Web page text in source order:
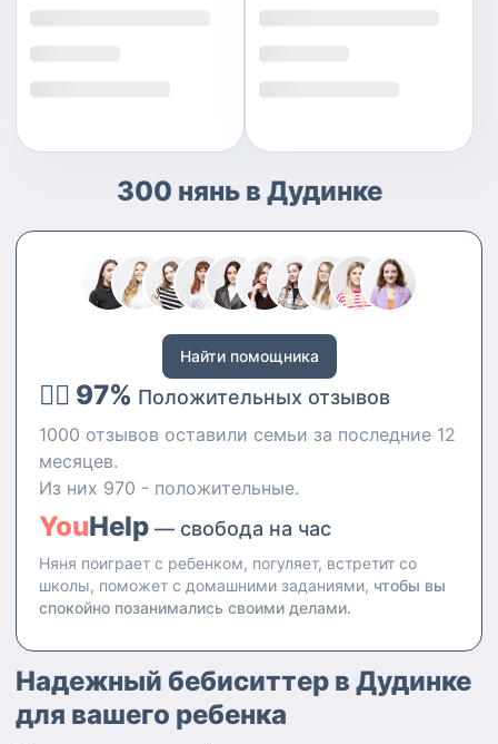
300 нянь в Дудинке
Найти помощника
👍🏻 97% Положительных отзывов
1000 отзывов оставили семьи за последние 12
месяцев.
Из них 970 - положительные.
YouHelp — свобода на час
Няня поиграет с ребенком, погуляет, встретит со
школы, поможет с домашними заданиями, чтобы вы
спокойно позанимались своими делами.
Надежный бебиситтер в Дудинке
для вашего ребенка